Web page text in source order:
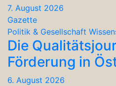
7. August 2026
Gazette
Politik & Gesellschaft
Die
Förderung in
6. August 2026